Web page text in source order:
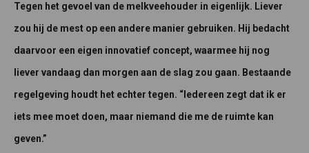
Tegen het gevoel van de melkveehouder in eigenlijk. Liever
zou hij de mest op een andere manier gebruiken. Hij bedacht
daarvoor een eigen innovatief concept, waarmee hij nog
liever vandaag dan morgen aan de slag zou gaan. Bestaande
regelgeving houdt het echter tegen. “Iedereen zegt dat ik er
iets mee moet doen, maar niemand die me de ruimte kan
geven.”